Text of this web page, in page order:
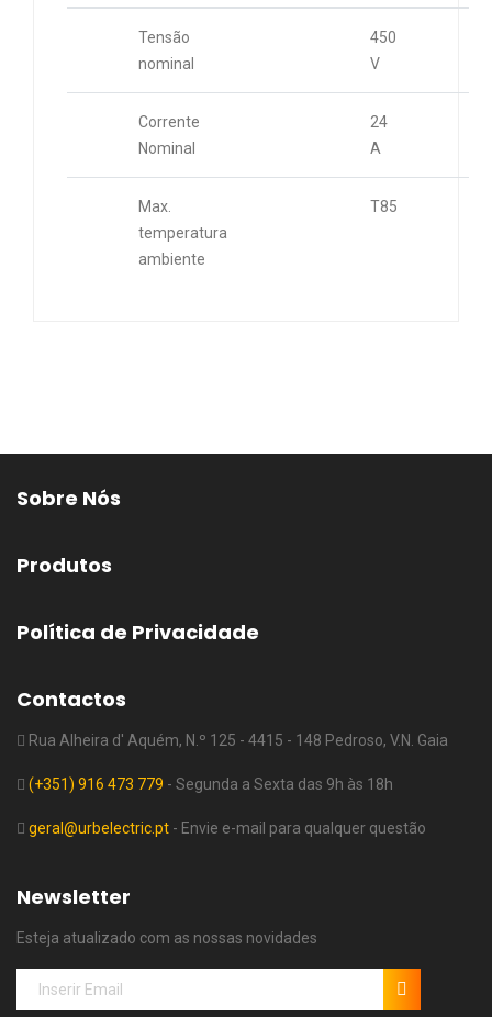
Tensão
nominal
450
V
Corrente
Nominal
24
A
Max.
temperatura
ambiente
T85
Sobre Nós
Produtos
Política de Privacidade
Contactos
Rua Alheira d' Aquém, N.º 125 - 4415 - 148 Pedroso, V.N. Gaia
(+351) 916 473 779 - Segunda a Sexta das 9h às 18h
geral@urbelectric.pt - Envie e-mail para qualquer questão
Newsletter
Esteja atualizado com as nossas novidades